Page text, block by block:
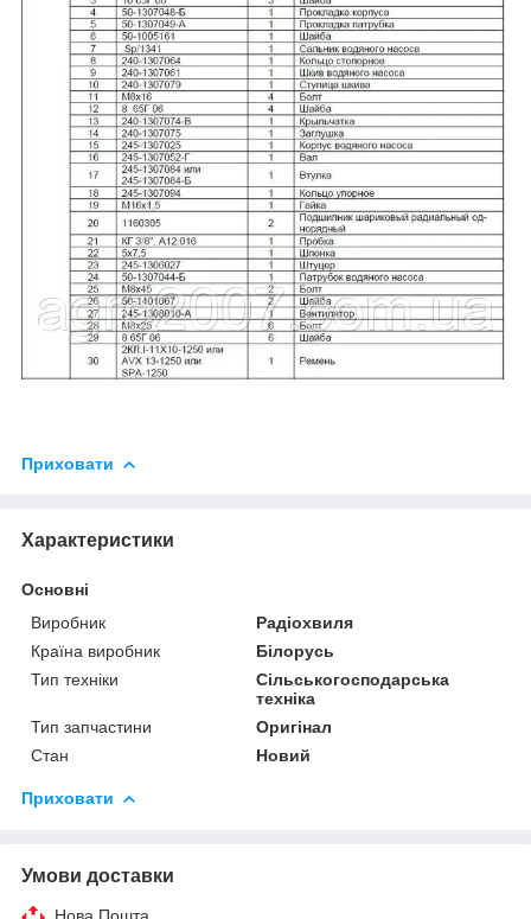
Приховати
Характеристики
Основні
Виробник
Радіохвиля
Країна виробник
Білорусь
Тип техніки
Сільськогосподарська
техніка
Тип запчастини
Оригінал
Стан
Новий
Приховати
Умови доставки
Нова Пошта